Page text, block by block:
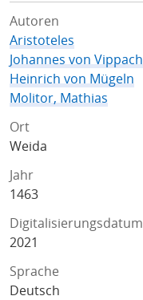
Autoren
Aristoteles
Johannes von Vippach
Heinrich von Mügeln
Molitor, Mathias
Ort
Weida
Jahr
1463
Digitalisierungsdatum
2021
Sprache
Deutsch